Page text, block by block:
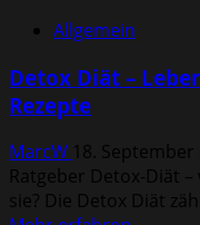
Diät
Rezepte
Allgemein
Detox Diät –
Rezepte
MarcW 18. September
Ratgeber Detox-Diät
sie? Die Detox Diät